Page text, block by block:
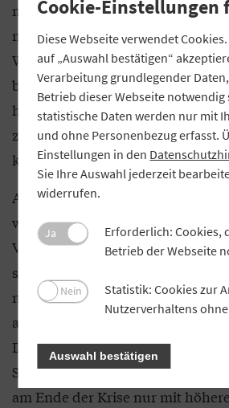
muss, bevor die Fördergelder in
maximal 30.000 Euro pro Betrieb
Will heißen: Derjenige, der heute
bekommt die Gelder sofort. Wer
hat und zum Beispiel für die
zurückgelegt hat, hat das
kein Verständnis.
Auch das Anbieten von KfW-
wirklich: Viele Wirte haben
Verbindlichkeiten, weitere Kredite
sei denn, der Unternehmer wäre
noch in der Lage, sein gesamtes
als Sicherung zur Verfügung zu
Der Mittelstand fällt durchs Raster
Schutzschilds. Es kann und darf
am Ende der Krise nur mit
Cookie-Einstellungen
Diese Webseite verwendet
auf „Auswahl bestätigen“
Verarbeitung grundlegender
Betrieb dieser Webseite notwendig
statistische Daten werden nur mit
und ohne Personenbezug erfasst.
Einstellungen in den
Sie Ihre Auswahl jederzeit
widerrufen.
Ja
Erforderlich: Cookies,
Betrieb der Webseite
Nein
Statistik: Cookies zur
Nutzerverhaltens
Auswahl bestätigen